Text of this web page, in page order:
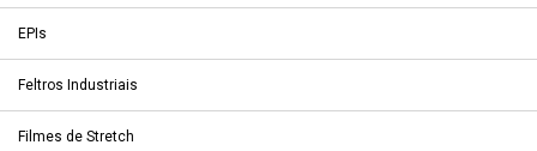
EPIs
Feltros Industriais
Filmes de Stretch